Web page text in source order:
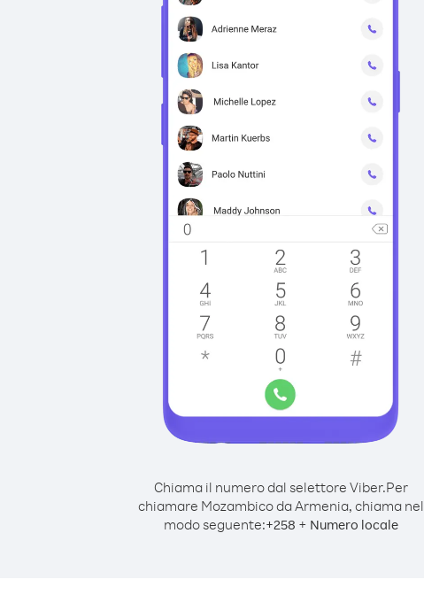
Chiama il numero dal selettore Viber.Per
chiamare Mozambico da Armenia, chiama nel
modo seguente:+258 + Numero locale